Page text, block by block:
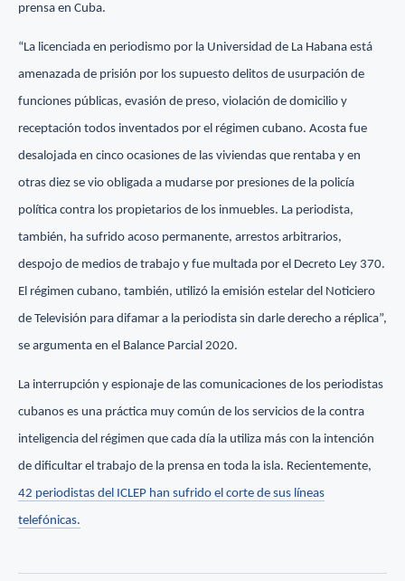
prensa en Cuba.
“La licenciada en periodismo por la Universidad de La Habana está
amenazada de prisión por los supuesto delitos de usurpación de
funciones públicas, evasión de preso, violación de domicilio y
receptación todos inventados por el régimen cubano. Acosta fue
desalojada en cinco ocasiones de las viviendas que rentaba y en
otras diez se vio obligada a mudarse por presiones de la policía
política contra los propietarios de los inmuebles. La periodista,
también, ha sufrido acoso permanente, arrestos arbitrarios,
despojo de medios de trabajo y fue multada por el Decreto Ley 370.
El régimen cubano, también, utilizó la emisión estelar del Noticiero
de Televisión para difamar a la periodista sin darle derecho a réplica”,
se argumenta en el Balance Parcial 2020.
La interrupción y espionaje de las comunicaciones de los periodistas
cubanos es una práctica muy común de los servicios de la contra
inteligencia del régimen que cada día la utiliza más con la intención
de dificultar el trabajo de la prensa en toda la isla. Recientemente,
42 periodistas del ICLEP han sufrido el corte de sus líneas
telefónicas.